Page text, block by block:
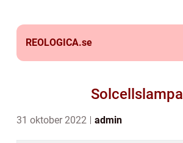
REOLOGICA.se
Solcellslampa
31 oktober 2022 admin